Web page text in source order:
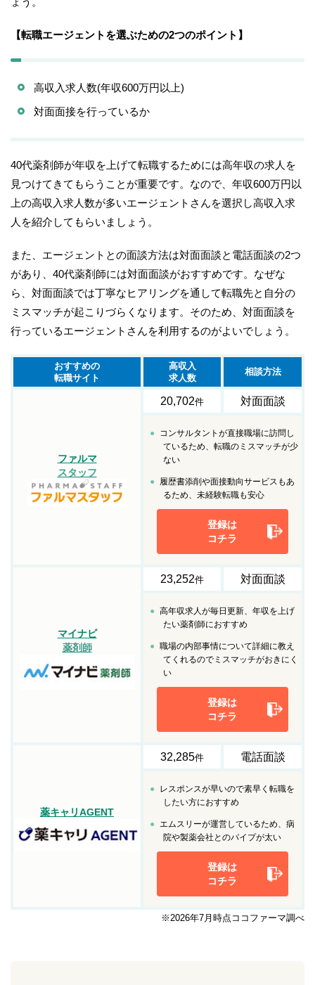
【転職エージェントを選ぶための2つのポイント】
高収入求人数(年収600万円以上)
対面面接を行っているか
40代薬剤師が年収を上げて転職するためには高年収の求人を
見つけてきてもらうことが重要です。なので、年収600万円以
上の高収入求人数が多いエージェントさんを選択し高収入求
人を紹介してもらいましょう。
また、エージェントとの面談方法は対面面談と電話面談の2つ
があり、40代薬剤師には対面面談がおすすめです。なぜな
ら、対面面談では丁寧なヒアリングを通して転職先と自分の
ミスマッチが起こりづらくなります。そのため、対面面談を
行っているエージェントさんを利用するのがよいでしょう。
おすすめの
転職サイト
高収入
求人数
相談方法
ファルマ
スタッフ
20,702件 対面面談
コンサルタントが直接職場に訪問し
ているため、転職のミスマッチが少
ない
履歴書添削や面接動向サービスもあ
るため、未経験転職も安心
登録は
コチラ
マイナビ
薬剤師
23,252件 対面面談
高年収求人が毎日更新、年収を上げ
たい薬剤師におすすめ
職場の内部事情について詳細に教え
てくれるのでミスマッチがおきにく
い
登録は
コチラ
薬キャリAGENT
32,285件 電話面談
レスポンスが早いので素早く転職を
したい方におすすめ
エムスリーが運営しているため、病
院や製薬会社とのパイプが太い
登録は
コチラ
※2026年7月時点ココファーマ調べ